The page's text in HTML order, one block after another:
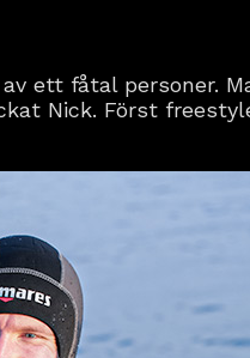
ett fåtal personer.
Nick. Först